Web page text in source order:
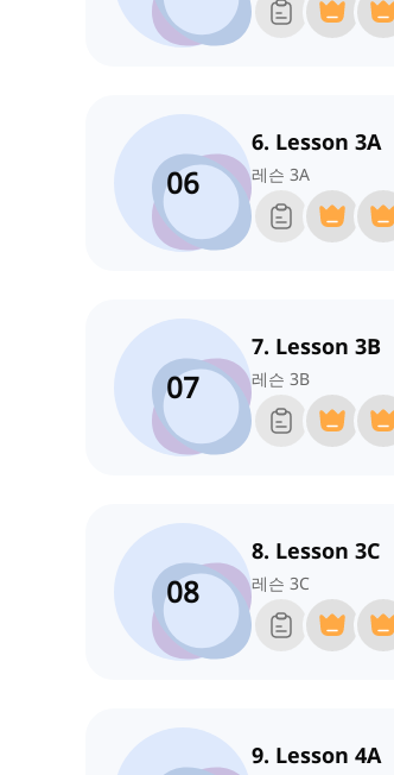
06
6. Lesson 3A
레슨 3A
07
7. Lesson 3B
레슨 3B
08
8. Lesson 3C
레슨 3C
9. Lesson 4A